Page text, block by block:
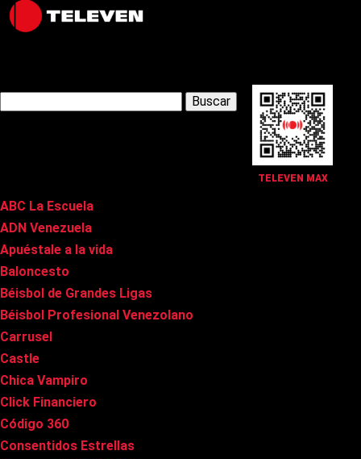
TELEVEN MAX
Latest Posts
ABC La Escuela
ADN Venezuela
Apuéstale a la vida
Baloncesto
Béisbol de Grandes Ligas
Béisbol Profesional Venezolano
Carrusel
Castle
Chica Vampiro
Click Financiero
Código 360
Consentidos Estrellas